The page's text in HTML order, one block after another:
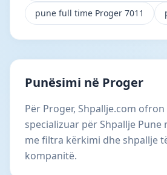
pune full time Proger 7011
Punësimi në Proger
Për Proger, Shpallje.com
specializuar për Shpallje Pune
me filtra kërkimi dhe shpallje
kompanitë.